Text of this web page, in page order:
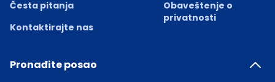
Česta pitanja
Kontaktirajte nas
Obaveštenje o
privatnosti
Pronađite posao